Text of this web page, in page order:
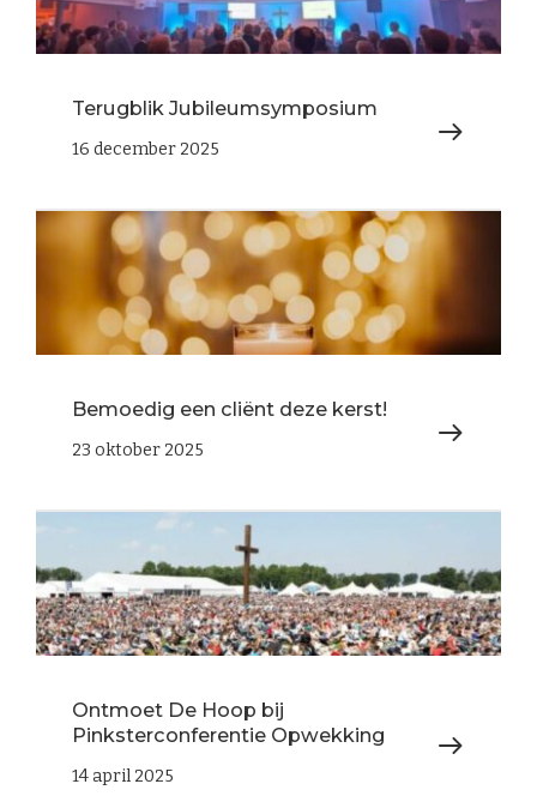
Terugblik Jubileumsymposium
16 december 2025
Bemoedig een cliënt deze kerst!
23 oktober 2025
Ontmoet De Hoop bij
Pinksterconferentie Opwekking
14 april 2025